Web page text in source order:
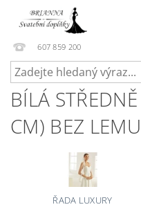
607 859 200
BÍLÁ
CM) BEZ
ŘADA LUXURY